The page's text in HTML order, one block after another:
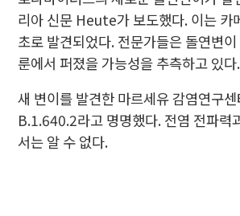
리아 신문 Heute가 보도했다. 이는 카
초로 발견되었다. 전문가들은 돌연변
룬에서 퍼졌을 가능성을 추측하고 있다.
새 변이를 발견한 마르세유 감염연구
B.1.640.2라고 명명했다. 전염 전파력
서는 알 수 없다.